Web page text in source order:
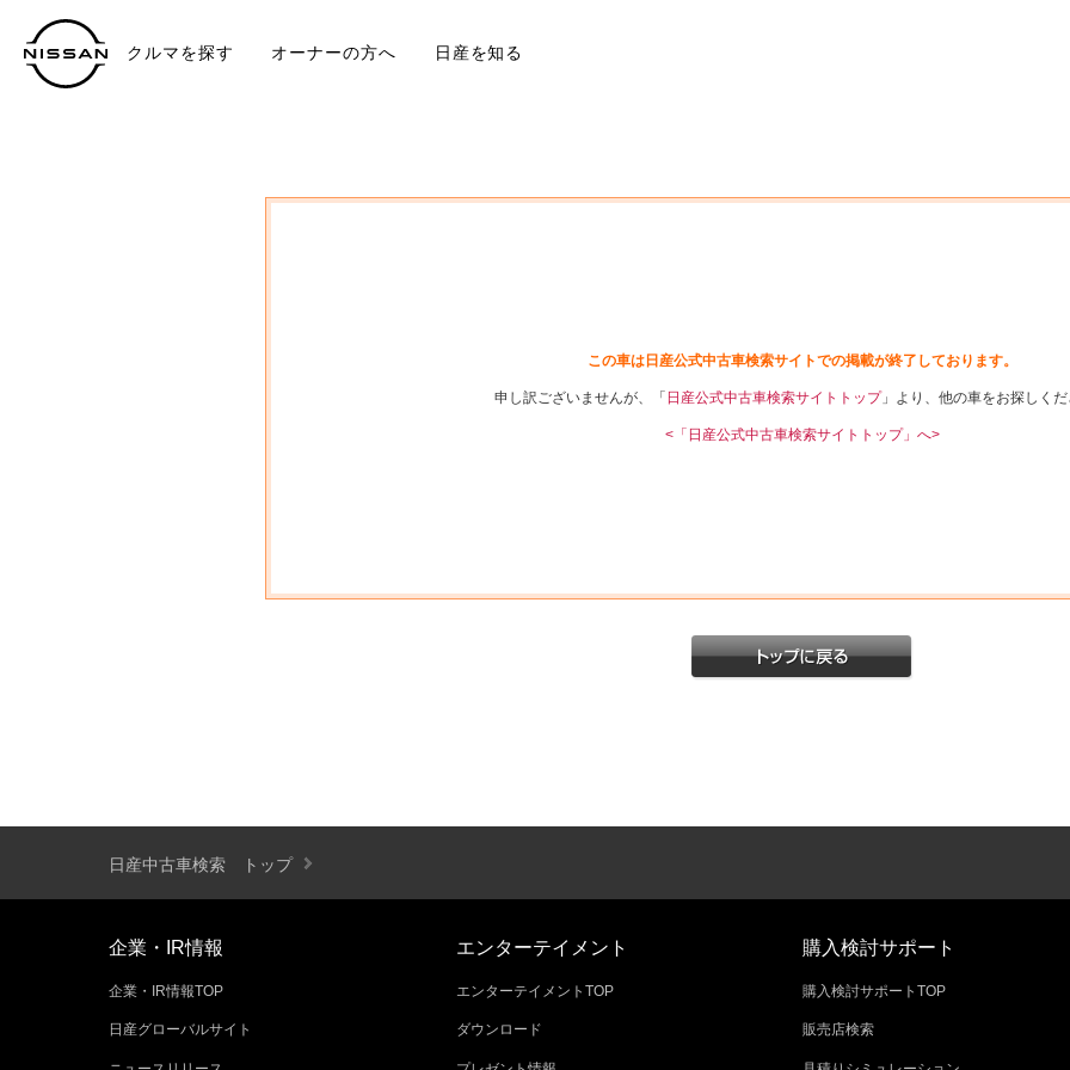
クルマを探す オーナーの方へ 日産を知る
この車は日産公式中古車検索サイトでの掲載が終了しております。
申し訳ございませんが、「 日産公式中古車検索サイトトップ」より、他の車をお探しくだ
<「日産公式中古車検索サイトトップ」へ>
日産中古車検索 トップ
企業・IR情報
企業・IR情報TOP
日産グローバルサイト
エンターテイメント
エンターテイメントTOP
ダウンロード
購入検討サポート
購入検討サポートTOP
販売店検索